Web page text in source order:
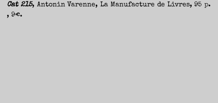
Cat 215, Antonin Varenne, La Manufacture de Livres, 95 p.
, 9€.